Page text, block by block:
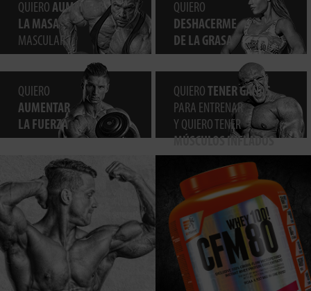
QUIERO AUMENTAR
LA MASA
MASCULAR
QUIERO
DESHACERME
DE LA GRASA
QUIERO
AUMENTAR
LA FUERZA
QUIERO TENER GANAS
PARA ENTRENAR
Y QUIERO TENER
MÚSCULOS INFLADOS